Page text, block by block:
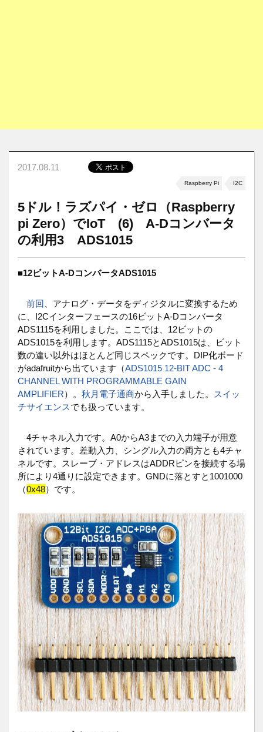
2017.08.11
Raspberry Pi I2C
5ドル！ラズパイ・ゼロ（Raspberry
pi Zero）でIoT (6) A-Dコンバータ
の利用3 ADS1015
■12ビットA-DコンバータADS1015
前回 、アナログ・データをディジタルに変換するため
に、I2Cインターフェースの16ビットA-Dコンバータ
ADS1115を利用しました。ここでは、12ビットの
ADS1015を利用します。ADS1115とADS1015は、ビット
数の違い以外はほとんど同じスペックです。DIP化ボード
がadafruitから出ています（ADS1015 12-BIT ADC - 4
CHANNEL WITH PROGRAMMABLE GAIN
AMPLIFIER）。 秋月電子通商から入手しました。
スイッ
チサイエンスでも扱っています。
4チャネル入力です。A0からA3までの入力端子が用意
されています。差動入力、シングル入力の両方とも4チャ
ネルです。スレーブ・アドレスはADDRピンを接続する場
所により4通りに設定できます。GNDに落とすと1001000
（0x48）です。